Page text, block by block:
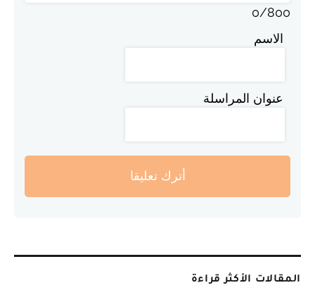
0/800
الاسم
عنوان المراسلة
أترك تعليقا
المقالات الأكثر قراءة